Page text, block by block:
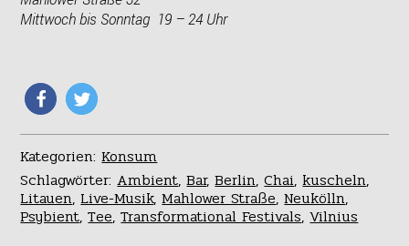
Mittwoch bis Sonntag 19 – 24 Uhr
Kategorien:Konsum
Schlagwörter:Ambient,Bar,Berlin,Chai,kuscheln,
Litauen,Live-Musik,Mahlower Straße,Neukölln,
Psybient,Tee,Transformational Festivals,Vilnius